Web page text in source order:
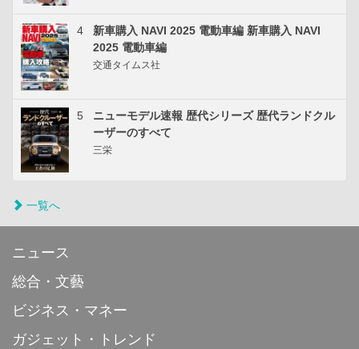
4
新車購入 NAVI 2025 電動車編 新車購入 NAVI
2025 電動車編
交通タイムス社
5
ニューモデル速報 歴代シリーズ 歴代ランドクル
ーザーのすべて
三栄
一覧へ
ニュース
総合・文藝
ビジネス・マネー
ガジェット・トレンド